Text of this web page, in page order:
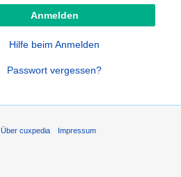
Hilfe beim Anmelden
Passwort vergessen?
Über cuxpedia Impressum